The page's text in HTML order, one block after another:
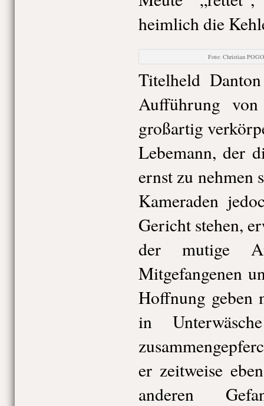
heimlich die
Foto: Christian
Titelheld
Aufführung
großartig
Lebemann, der
ernst zu nehmen
Kameraden
Gericht stehen,
der mutige
Mitgefangenen
Hoffnung geben
in
er zeitweise
anderen